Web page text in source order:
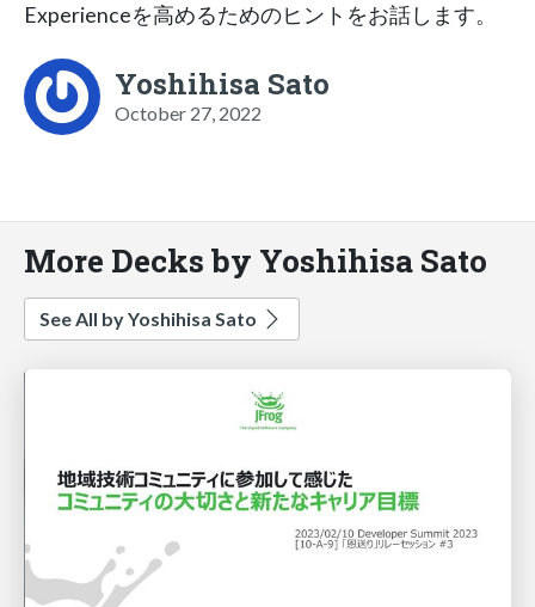
Experienceを高めるためのヒントをお話します。
Yoshihisa Sato
October 27, 2022
More Decks by Yoshihisa Sato
See All by Yoshihisa Sato